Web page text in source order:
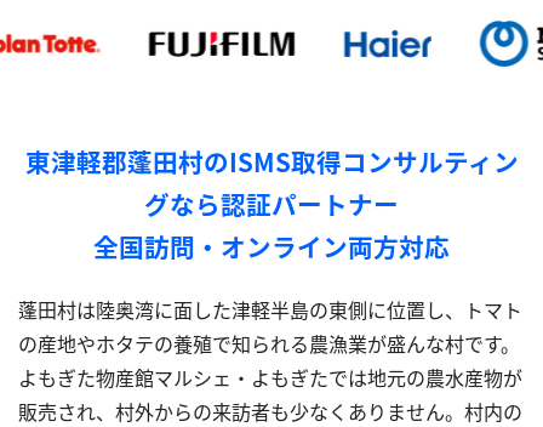
東津軽郡蓬田村のISMS取得コンサルティン
グなら認証パートナー
全国訪問・オンライン両方対応
蓬田村は陸奥湾に面した津軽半島の東側に位置し、トマト
の産地やホタテの養殖で知られる農漁業が盛んな村です。
よもぎた物産館マルシェ・よもぎたでは地元の農水産物が
販売され、村外からの来訪者も少なくありません。村内の